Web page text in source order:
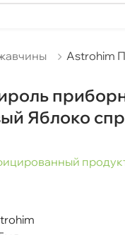
Astrohim
Яблоко